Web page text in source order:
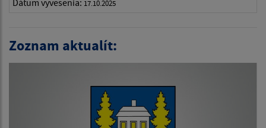
Dátum vyvesenia: 17.10.2025
Zoznam aktualít: